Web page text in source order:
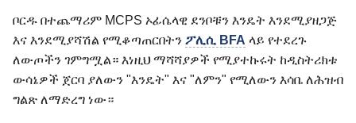
ቦርዱ በተጨማሪም MCPS ኦፊሴላዊ ደንቦቹን እንዴት እንደሚያዘጋጅ
እና እንደሚያሻሽል የሚቆጣጠርበትን ፖሊሲ BFA ላይ የተደረጉ
ለውጦችን ገምግሟል። እነዚህ ማሻሻያዎች የሚያተኩሩት ከዲስትሪክቱ
ውሳኔዎች ጀርባ ያለውን "እንዴት" እና "ለምን" የሚለውን እሳቤ ለሕዝብ
ግልጽ ለማድረግ ነው።